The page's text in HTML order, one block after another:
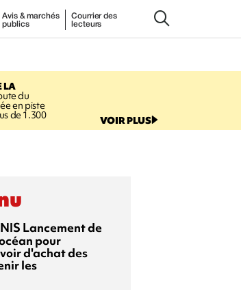
Avis & marchés
publics
Courrier des
lecteurs
LA
du
en piste
de 1.300 VOIR PLUS
Lancement de
pour
d'achat des
les